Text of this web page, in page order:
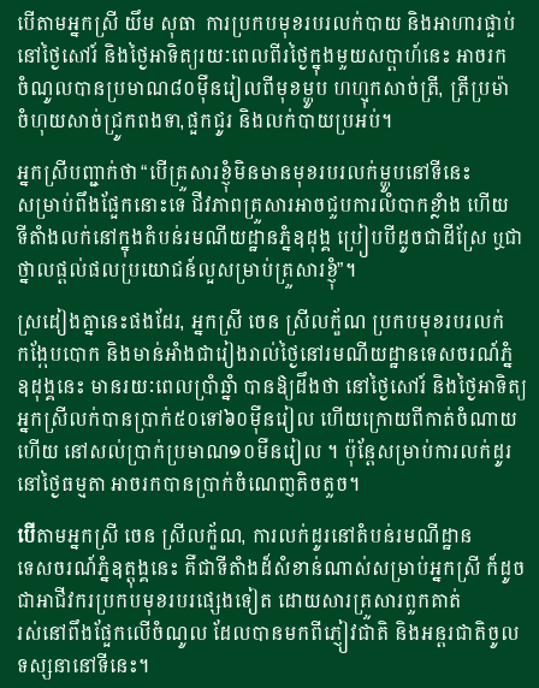
​​​បើតាម​អ្នកស្រី យឹម សុធា​ ​ ការប្រកបមុខរបរលក់​បាយ និង​អាហារផ្អាប់​​​​​
នៅថ្ងៃសៅរ៍ និងថ្ងៃអាទិត្យ​រយៈពេល​ពីរថ្ងៃ​ក្នុងមួយសប្តាហ៍នេះ​​ ​អាច​រក
ចំណូលបាន​​ប្រមាណ​៨០ម៉ឺន​រៀល​​ពីមុខម្ហូប​​ ហហ្មុកសាច់ត្រី, ត្រីប្រម៉ា
ចំហុយសាច់ជ្រូកពងទា,​ផ្អកជូរ ​និងលក់បាយប្រអប់​។​
អ្នកស្រីបញ្ជាក់​​ថា​ “បើគ្រួសារខ្ញុំ​មិនមានមុខរប​រលក់ម្ហូប​នៅទីនេះ​​
សម្រាប់ពឹងផ្អែក​នោះ​ទេ ជីវភាពគ្រួសារ​អាចជួបការលំបាកខ្លំាង​ ហើយ​​
ទីតំាង​លក់នៅក្នុងតំបន់រមណីយដ្ឋាន​ភ្នំឧដុង្គ​ ប្រៀបបីដូចជាដីស្រែ​ ឬជា
ថ្នាលផ្តល់ផលប្រយោជន៍​​ល្អ​សម្រាប់គ្រួសារខ្ញុំ​​”។
ស្រដៀងគ្នា​នេះផងដែរ, អ្នកស្រី ចេន ស្រីលក្ខ័ណ​ ប្រកបមុខរបរ​លក់​
កង្កែបបោក និងមាន់អាំងជារៀងរាល់ថ្ងៃ​នៅរមណីយដ្ឋាន​ទេសចរណ៍ភ្នំ
ឧដុង្គ​នេះ មានរយៈពេលប្រាំឆ្នាំ ​​បានឱ្យដឹង​ថា នៅថ្ងៃសៅរ៍ និងថ្ងៃអាទិត្យ
​អ្នកស្រី​លក់បាន​ប្រាក់​៥០ទៅ​៦០ម៉ឺនរៀល​ ហើយក្រោយពីកាត់ចំណាយ​
ហើយ នៅសល់ប្រាក់ប្រមាណ​១០មឺនរៀល ។ ប៉ុន្តែសម្រាប់ការលក់ដូរ
នៅថ្ងៃធម្មតា អាច​រកបានប្រាក់ចំណេញតិចតួច​​។
​​បើតាម​អ្នកស្រី ចេន ស្រីលក្ខ័ណ, ការលក់ដូរនៅតំបន់រមណីដ្ឋាន​
ទេសចរណ៍​ភ្នំឧត្តុង្គ​នេះ គឺជាទីតាំង​ដ៏សំខាន់ណាស់សម្រាប់អ្នកស្រី ក៏ដូច
ជាអាជីវករ​ប្រកបមុខរបរ​ផ្សេងទៀត​​ ដោយសារគ្រួសារ​ពួកគាត់​
រស់នៅពឹងផ្អែក​លើចំណូល ដែលបានមកពីភ្ញៀវជាតិ និងអន្តរជាតិ​​ចូល
ទស្សនា​នៅទី​នេះ​​។​